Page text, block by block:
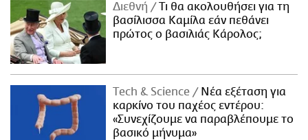
Διεθνή
Τι θα ακολουθήσει για τη
βασίλισσα Καμίλα εάν πεθάνει
πρώτος ο βασιλιάς Κάρολος;
Τech & Science
Νέα εξέταση για
καρκίνο του παχέος εντέρου:
«Συνεχίζουμε να παραβλέπουμε το
βασικό μήνυμα»